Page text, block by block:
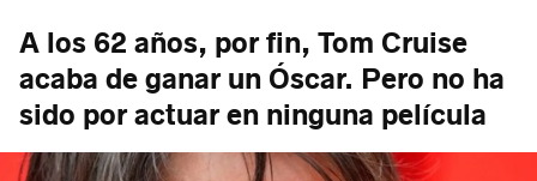
A los 62 años, por fin, Tom Cruise
acaba de ganar un Óscar. Pero no ha
sido por actuar en ninguna película